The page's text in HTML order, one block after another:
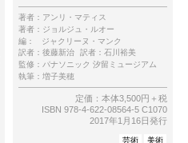
著者： アンリ・マティス
著者： ジョルジュ・ルオー
編：
ジャクリーヌ・マンク
訳者： 後藤新治 訳者： 石川裕美
監修： パナソニック 汐留ミュージアム
執筆： 増子美穂
定価：本体3,500円＋税
ISBN 978-4-622-08564-5 C1070
2017年1月16日発行
芸術 美術